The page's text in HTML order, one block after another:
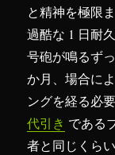
と精神を極限
過酷な 1 日耐
号砲が鳴るず
か月、場合に
ングを経る必
代引き である
者と同じくら